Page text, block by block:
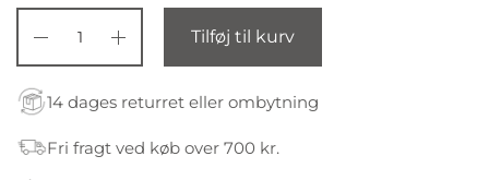
Tilføj til kurv
14 dages returret eller ombytning
Fri fragt ved køb over 700 kr.